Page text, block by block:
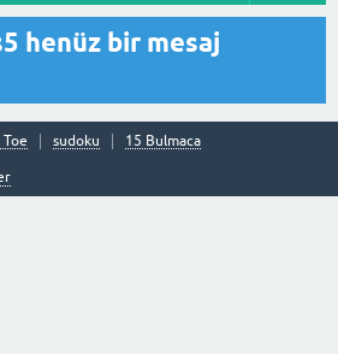
henüz bir mesaj
Toe sudoku
15 Bulmaca